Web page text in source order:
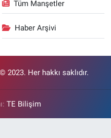
Tüm Manşetler
Haber Arşivi
2023. Her hakkı saklıdır.
TE Bilişim